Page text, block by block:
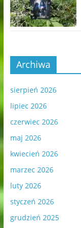
Archiwa
sierpień 2026
lipiec 2026
czerwiec 2026
maj 2026
kwiecień 2026
marzec 2026
luty 2026
styczeń 2026
grudzień 2025